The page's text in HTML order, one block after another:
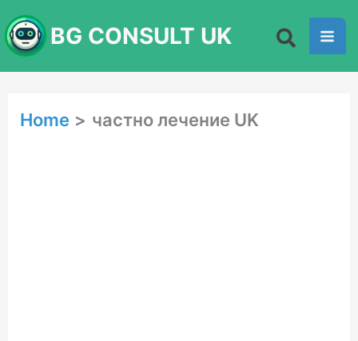
to
content
BG CONSULT UK
Home частно лечение UK